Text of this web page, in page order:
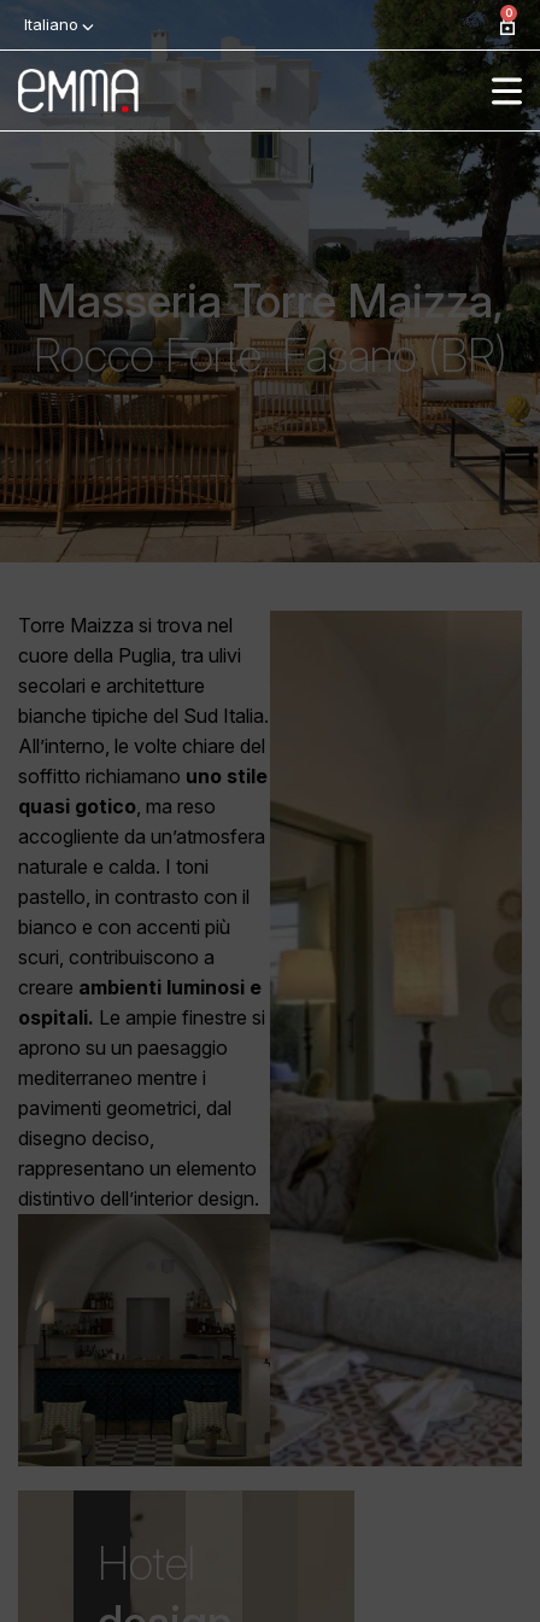
Italiano
0
Masseria Torre Maizza,
Rocco Forte, Fasano (BR)
Torre Maizza si trova nel
cuore della Puglia, tra ulivi
secolari e architetture
bianche tipiche del Sud Italia.
All’interno, le volte chiare del
soffitto richiamano uno stile
quasi gotico, ma reso
accogliente da un’atmosfera
naturale e calda. I toni
pastello, in contrasto con il
bianco e con accenti più
scuri, contribuiscono a
creare ambienti luminosi e
ospitali. Le ampie finestre si
aprono su un paesaggio
mediterraneo mentre i
pavimenti geometrici, dal
disegno deciso,
rappresentano un elemento
distintivo dell’interior design.
Hotel